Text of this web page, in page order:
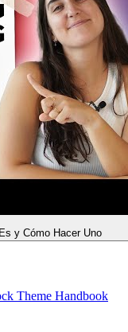
y Cómo Hacer Uno
Theme Handbook